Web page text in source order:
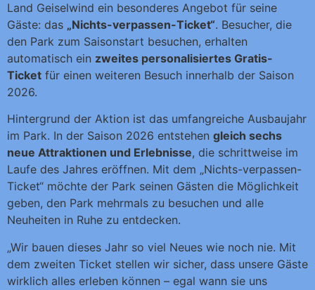
Land Geiselwind ein besonderes Angebot für seine
Gäste: das „Nichts-verpassen-Ticket“. Besucher, die
den Park zum Saisonstart besuchen, erhalten
automatisch ein zweites personalisiertes Gratis-
Ticket für einen weiteren Besuch innerhalb der Saison
2026.
Hintergrund der Aktion ist das umfangreiche Ausbaujahr
im Park. In der Saison 2026 entstehen gleich sechs
neue Attraktionen und Erlebnisse, die schrittweise im
Laufe des Jahres eröffnen. Mit dem „Nichts-verpassen-
Ticket“ möchte der Park seinen Gästen die Möglichkeit
geben, den Park mehrmals zu besuchen und alle
Neuheiten in Ruhe zu entdecken.
„Wir bauen dieses Jahr so viel Neues wie noch nie. Mit
dem zweiten Ticket stellen wir sicher, dass unsere Gäste
wirklich alles erleben können – egal wann sie uns